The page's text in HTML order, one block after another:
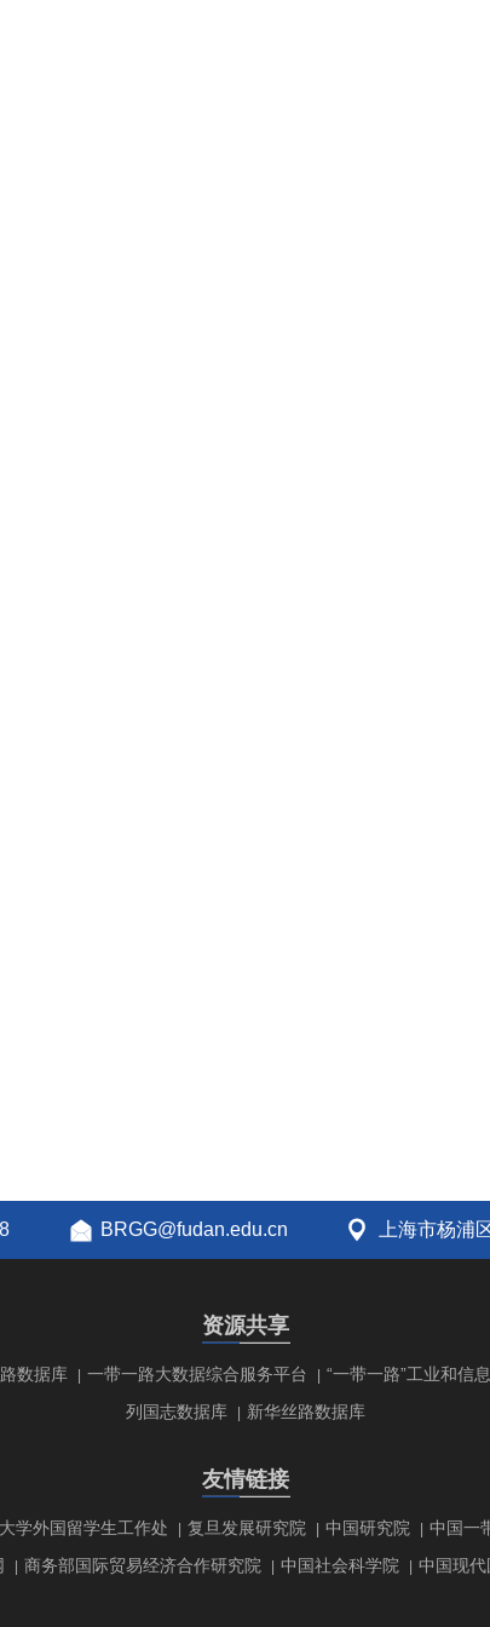
BRGG@fudan.edu.cn 上海市杨浦
资源共享
数据库 一带一路大数据综合服务平台 “一带一路”工业和信
列国志数据库
新华丝路数据库
友情链接
学外国留学生工作处 复旦发展研究院 中国研究院 中国一
商务部国际贸易经济合作研究院 中国社会科学院 中国现